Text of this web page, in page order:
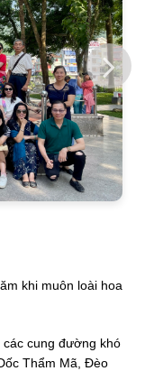
khi muôn loài hoa
cung đường khó
Thẩm Mã, Đèo